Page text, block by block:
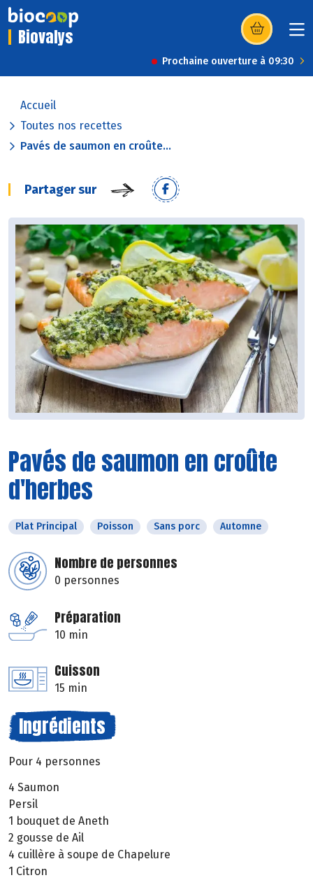
Biovalys (s’ouvre dans
Prochaine ouverture à 09:30
Accueil
Toutes nos recettes
Pavés de saumon en croûte...
Partager sur
Pavés de saumon en croûte
d'herbes
Plat Principal Poisson Sans porc Automne
Nombre de personnes
0 personnes
Préparation
10 min
Cuisson
15 min
Ingrédients
Pour 4 personnes
4 Saumon
Persil
1 bouquet de Aneth
2 gousse de Ail
4 cuillère à soupe de Chapelure
1 Citron